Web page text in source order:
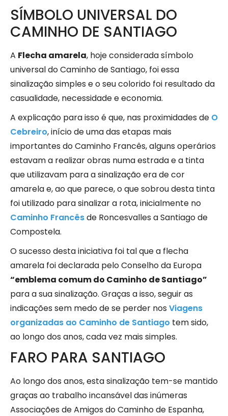
SÍMBOLO UNIVERSAL DO
CAMINHO DE SANTIAGO
A Flecha amarela, hoje considerada símbolo
universal do Caminho de Santiago, foi essa
sinalização simples e o seu colorido foi resultado da
casualidade, necessidade e economia.
A explicação para isso é que, nas proximidades de O
Cebreiro, início de uma das etapas mais
importantes do Caminho Francês, alguns operários
estavam a realizar obras numa estrada e a tinta
que utilizavam para a sinalização era de cor
amarela e, ao que parece, o que sobrou desta tinta
foi utilizado para sinalizar a rota, inicialmente no
Caminho Francêsde Roncesvalles a Santiago de
Compostela.
O sucesso desta iniciativa foi tal que a flecha
amarela foi declarada pelo Conselho da Europa
“emblema comum do Caminho de Santiago”
para a sua sinalização. Graças a isso, seguir as
indicações sem medo de se perder nos Viagens
organizadas ao Caminho de Santiago tem sido,
ao longo dos anos, cada vez mais simples.
FARO PARA SANTIAGO
Ao longo dos anos, esta sinalização tem-se mantido
graças ao trabalho incansável das inúmeras
Associações de Amigos do Caminho de Espanha,